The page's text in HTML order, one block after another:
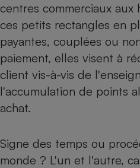
centres commerciaux aux
ces petits rectangles en
payantes, couplées ou
paiement, elles visent à
client vis-à-vis de
l'accumulation de points
achat.
Signe des temps ou
monde ? L'un et l'autre,